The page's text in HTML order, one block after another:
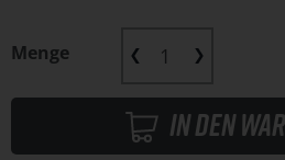
Menge
In den